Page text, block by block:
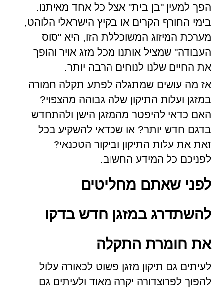
הפך למעין "בן בית" אצל כל אחד מאיתנו.
בימי החורף הקרים או בקיץ הישראלי הלוהט,
מערכת המיזוג המשוכללת הזו, היא "סוס
העבודה" שמציל אותנו מכל מזג אויר והופך
את החיים שלנו לנוחים הרבה יותר.
אז מה עושים שמתגלה לפתע תקלה חמורה
במזגן ועלות התיקון שלה גבוהה מהצפוי?
האם כדאי להיפטר מהמזגן הישן ולהתחדש
בדגם חדש יותר? או שכדאי להשקיע בכל
זאת את עלות התיקון וביקור הטכנאי?
לפניכם כל המידע החשוב.
לפני שאתם מחליטים
להשתדרג במזגן חדש בדקו
את חומרת התקלה
לעיתים גם תיקון מזגן פשוט לכאורה עלול
להפוך לפרוצדורה יקרה מאוד ולעיתים גם